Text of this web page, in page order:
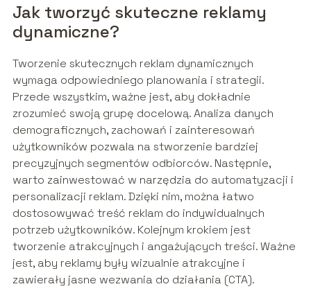
Jak tworzyć skuteczne reklamy
dynamiczne?
Tworzenie skutecznych reklam dynamicznych
wymaga odpowiedniego planowania i strategii.
Przede wszystkim, ważne jest, aby dokładnie
zrozumieć swoją grupę docelową. Analiza danych
demograficznych, zachowań i zainteresowań
użytkowników pozwala na stworzenie bardziej
precyzyjnych segmentów odbiorców. Następnie,
warto zainwestować w narzędzia do automatyzacji i
personalizacji reklam. Dzięki nim, można łatwo
dostosowywać treść reklam do indywidualnych
potrzeb użytkowników. Kolejnym krokiem jest
tworzenie atrakcyjnych i angażujących treści. Ważne
jest, aby reklamy były wizualnie atrakcyjne i
zawierały jasne wezwania do działania (CTA).